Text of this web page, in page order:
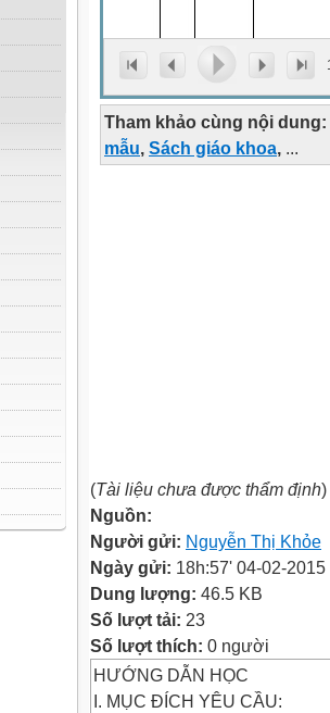
Tham khảo cùng nội dung:
mẫu, Sách giáo khoa, ...
(Tài liệu chưa được thẩm định)
Nguồn:
Người gửi: Nguyễn Thị Khỏe
Ngày gửi: 18h:57' 04-02-2015
Dung lượng: 46.5 KB
Số lượt tải: 23
Số lượt thích: 0 người
HƯỚNG DẪN HỌC
I. MỤC ĐÍCH YÊU CẦU: